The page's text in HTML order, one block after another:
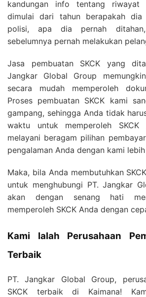
kandungan info tentang riwayat
dimulai dari tahun berapakah dia
polisi, apa dia pernah
sebelumnya pernah melakukan
Jasa pembuatan SKCK yang
Jangkar Global Group
secara mudah memperoleh
Proses pembuatan SKCK kami
gampang, sehingga Anda tidak
waktu untuk memperoleh
melayani beragam pilihan
pengalaman Anda dengan kami
Maka, bila Anda membutuhkan
untuk menghubungi PT. Jangkar
akan dengan senang hati
memperoleh SKCK Anda dengan
Kami Ialah Perusahaan
Terbaik
PT. Jangkar Global Group,
SKCK terbaik di Kaimana!